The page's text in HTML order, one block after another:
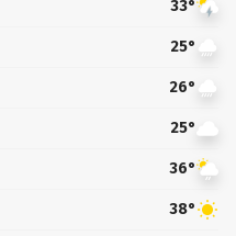
33°
25°
26°
25°
36°
38°